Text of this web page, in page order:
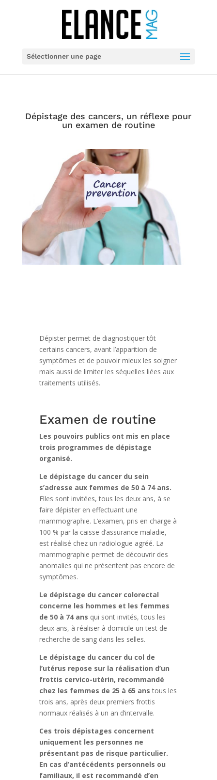
Sélectionner une page
Dépistage des cancers, un réflexe pour
un examen de routine
Dépister permet de diagnostiquer tôt
certains cancers, avant l’apparition de
symptômes et de pouvoir mieux les soigner
mais aussi de limiter les séquelles liées aux
traitements utilisés.
Examen de routine
Les pouvoirs publics ont mis en place
trois programmes de dépistage
organisé.
Le dépistage du cancer du sein
s’adresse aux femmes de 50 à 74 ans.
Elles sont invitées, tous les deux ans, à se
faire dépister en effectuant une
mammographie. L’examen, pris en charge à
100 % par la caisse d’assurance maladie,
est réalisé chez un radiologue agréé. La
mammographie permet de découvrir des
anomalies qui ne présentent pas encore de
symptômes.
Le dépistage du cancer colorectal
concerne les hommes et les femmes
de 50 à 74 ans qui sont invités, tous les
deux ans, à réaliser à domicile un test de
recherche de sang dans les selles.
Le dépistage du cancer du col de
l’utérus repose sur la réalisation d’un
frottis cervico-utérin, recommandé
chez les femmes de 25 à 65 ans tous les
trois ans, après deux premiers frottis
normaux réalisés à un an d’intervalle.
Ces trois dépistages concernent
uniquement les personnes ne
présentant pas de risque particulier.
En cas d’antécédents personnels ou
familiaux, il est recommandé d’en